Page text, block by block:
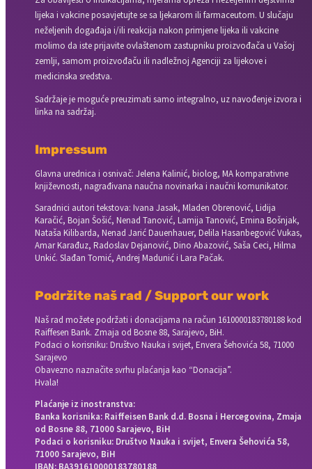
lijeka i vakcine posavjetujte se sa ljekarom ili farmaceutom. U slučaju
neželjenih događaja i/ili reakcija nakon primjene lijeka ili vakcine
molimo da iste prijavite ovlaštenom zastupniku proizvođača u Vašoj
zemlji, samom proizvođaču ili nadležnoj Agenciji za lijekove i
medicinska sredstva.
Sadržaje je moguće preuzimati samo integralno, uz navođenje izvora i
linka na sadržaj.
Impressum
Glavna urednica i osnivač: Jelena Kalinić, biolog, MA komparativne
književnosti, nagrađivana naučna novinarka i naučni komunikator.
Saradnici autori tekstova: Ivana Jasak, Mladen Obrenović, Lidija
Karačić, Bojan Šošić, Nenad Tanović, Lamija Tanović, Emina Bošnjak,
Nataša Kilibarda, Nenad Jarić Dauenhauer, Delila Hasanbegović Vukas,
Amar Karađuz, Radoslav Dejanović, Dino Abazović, Saša Ceci, Hilma
Unkić. Slađan Tomić, Andrej Madunić i Lara Pačak.
Podržite naš rad / Support our work
Naš rad možete podržati i donacijama na račun 1610000183780188 kod
Raiffesen Bank. Zmaja od Bosne 88, Sarajevo, BiH.
Podaci o korisniku: Društvo Nauka i svijet, Envera Šehovića 58, 71000
Sarajevo
Obavezno naznačite svrhu plaćanja kao “Donacija”.
Hvala!
Plaćanje iz inostranstva:
Banka korisnika: Raiffeisen Bank d.d. Bosna i Hercegovina, Zmaja
od Bosne 88, 71000 Sarajevo, BiH
Podaci o korisniku: Društvo Nauka i svijet, Envera Šehovića 58,
71000 Sarajevo, BiH